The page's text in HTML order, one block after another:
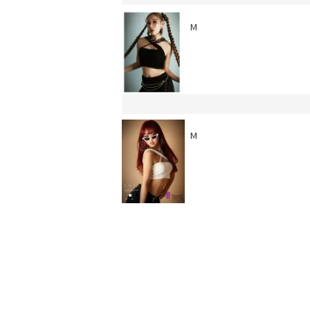
M
M